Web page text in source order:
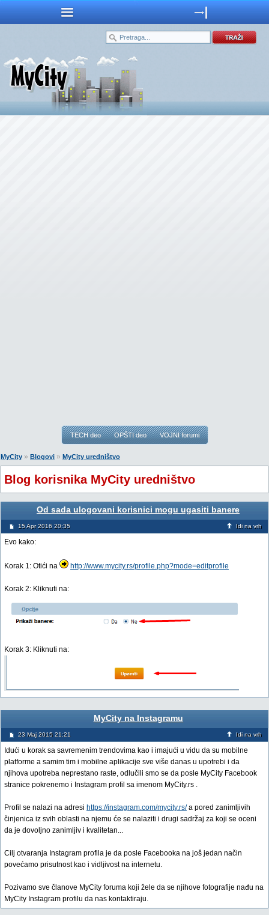
TECH deo OPŠTI deo VOJNI forumi
MyCity » Blogovi » MyCity uredništvo
Blog korisnika MyCity uredništvo
Od sada ulogovani korisnici mogu ugasiti banere
15 Apr 2016 20:35 Idi na vrh
Evo kako:
Korak 1: Otići na http://www.mycity.rs/profile.php?mode=editprofile
Korak 2: Kliknuti na:
Korak 3: Kliknuti na:
MyCity na Instagramu
23 Maj 2015 21:21 Idi na vrh
Idući u korak sa savremenim trendovima kao i imajući u vidu da su mobilne
platforme a samim tim i mobilne aplikacije sve više danas u upotrebi i da
njihova upotreba neprestano raste, odlučili smo se da posle MyCity Facebook
stranice pokrenemo i Instagram profil sa imenom MyCity.rs .
Profil se nalazi na adresi https://instagram.com/mycity.rs/a pored zanimljivih
činjenica iz svih oblasti na njemu će se nalaziti i drugi sadržaj za koji se oceni
da je dovoljno zanimljiv i kvalitetan...
Cilj otvaranja Instagram profila je da posle Facebooka na još jedan način
povećamo prisutnost kao i vidljivost na internetu.
Pozivamo sve članove MyCity foruma koji žele da se njihove fotografije nađu na
MyCity Instagram profilu da nas kontaktiraju.